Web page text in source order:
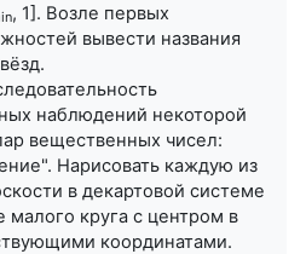
, 1]. Возле первых
вывести названия
наблюдений некоторой
вещественных чисел:
Нарисовать каждую из
в декартовой системе
малого круга с центром в
координатами.